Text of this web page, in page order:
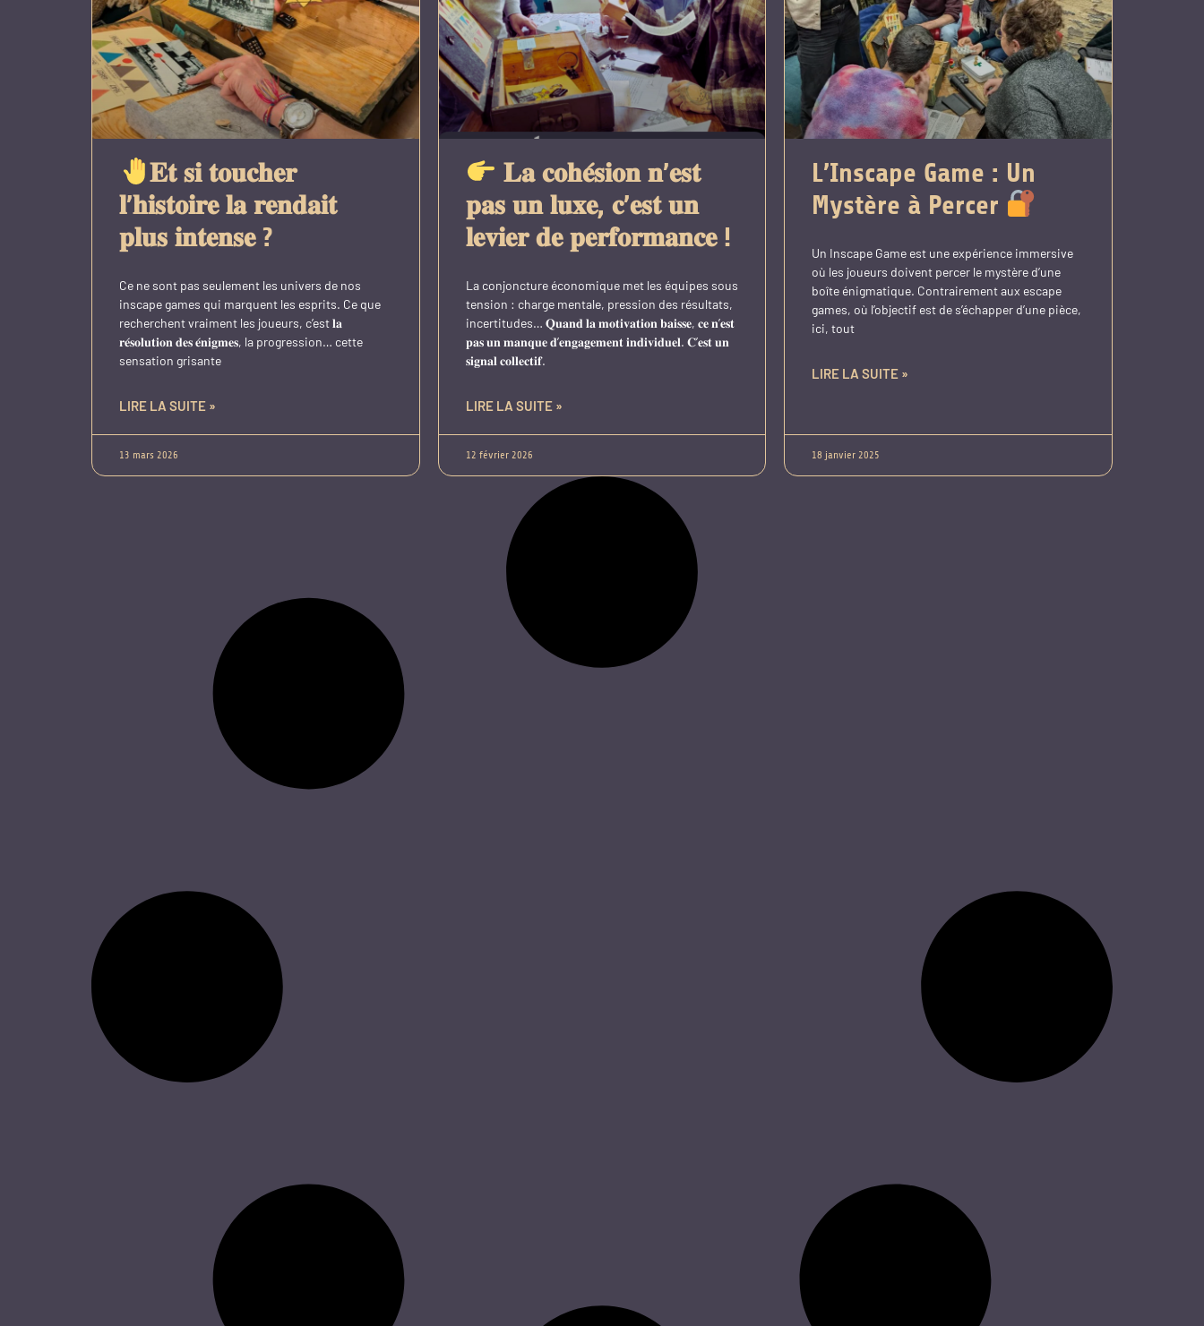
𝐄𝐭 𝐬𝐢 𝐭𝐨𝐮𝐜𝐡𝐞𝐫
𝐥’𝐡𝐢𝐬𝐭𝐨𝐢𝐫𝐞 𝐥𝐚 𝐫𝐞𝐧𝐝𝐚𝐢𝐭
𝐩𝐥𝐮𝐬 𝐢𝐧𝐭𝐞𝐧𝐬𝐞 ?
Ce ne sont pas seulement les univers de nos
inscape games qui marquent les esprits. Ce que
recherchent vraiment les joueurs, c’est 𝐥𝐚
𝐫𝐞́𝐬𝐨𝐥𝐮𝐭𝐢𝐨𝐧 𝐝𝐞𝐬 𝐞́𝐧𝐢𝐠𝐦𝐞𝐬, la progression… cette
sensation grisante
LIRE LA SUITE »
13 mars 2026
𝐋𝐚 𝐜𝐨𝐡𝐞́𝐬𝐢𝐨𝐧 𝐧’𝐞𝐬𝐭
𝐩𝐚𝐬 𝐮𝐧 𝐥𝐮𝐱𝐞, 𝐜’𝐞𝐬𝐭 𝐮𝐧
𝐥𝐞𝐯𝐢𝐞𝐫 𝐝𝐞 𝐩𝐞𝐫𝐟𝐨𝐫𝐦𝐚𝐧𝐜𝐞 !
La conjoncture économique met les équipes sous
tension : charge mentale, pression des résultats,
incertitudes… 𝐐𝐮𝐚𝐧𝐝 𝐥𝐚 𝐦𝐨𝐭𝐢𝐯𝐚𝐭𝐢𝐨𝐧 𝐛𝐚𝐢𝐬𝐬𝐞, 𝐜𝐞 𝐧’𝐞𝐬𝐭
𝐩𝐚𝐬 𝐮𝐧 𝐦𝐚𝐧𝐪𝐮𝐞 𝐝’𝐞𝐧𝐠𝐚𝐠𝐞𝐦𝐞𝐧𝐭 𝐢𝐧𝐝𝐢𝐯𝐢𝐝𝐮𝐞𝐥. 𝐂’𝐞𝐬𝐭 𝐮𝐧
𝐬𝐢𝐠𝐧𝐚𝐥 𝐜𝐨𝐥𝐥𝐞𝐜𝐭𝐢𝐟.
LIRE LA SUITE »
12 février 2026
L’Inscape Game : Un
Mystère à Percer
Un Inscape Game est une expérience immersive
où les joueurs doivent percer le mystère d’une
boîte énigmatique. Contrairement aux escape
games, où l’objectif est de s’échapper d’une pièce,
ici, tout
LIRE LA SUITE »
18 janvier 2025